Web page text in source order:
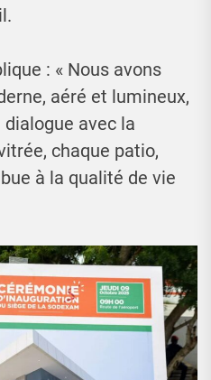
: « Nous avons
aéré et lumineux,
avec la
chaque patio,
à la qualité de vie